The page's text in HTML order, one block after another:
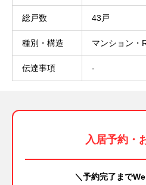
総戸数 43戸
種別・構造 マンション・
伝達事項 -
入居予約・
＼予約完了まで